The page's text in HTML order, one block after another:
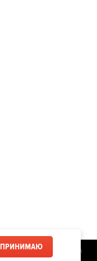
Разработка сайта — Магвай
ПРИНИМАЮ